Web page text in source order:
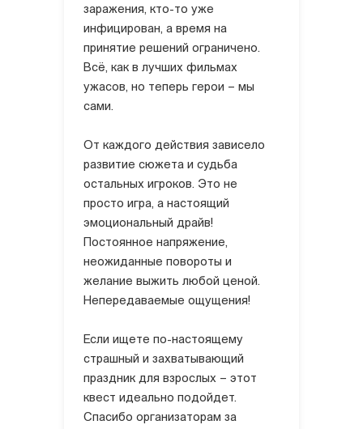
заражения, кто-то уже
инфицирован, а время на
принятие решений ограничено.
Всё, как в лучших фильмах
ужасов, но теперь герои – мы
сами.
От каждого действия зависело
развитие сюжета и судьба
остальных игроков. Это не
просто игра, а настоящий
эмоциональный драйв!
Постоянное напряжение,
неожиданные повороты и
желание выжить любой ценой.
Непередаваемые ощущения!
Если ищете по-настоящему
страшный и захватывающий
праздник для взрослых – этот
квест идеально подойдет.
Спасибо организаторам за